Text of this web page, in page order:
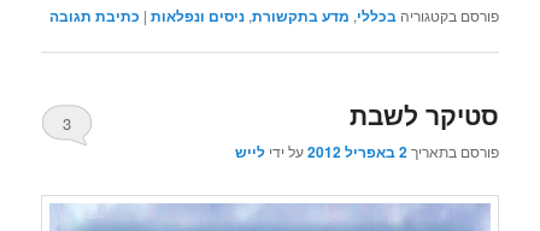
פורסם בקטגוריה בכללי, מדע בתקשורת,ניסים ונפלאות | כתיבת תגובה
סטיקר לשבת
פורסם בתאריך2 באפריל 2012 על ידילייש
3